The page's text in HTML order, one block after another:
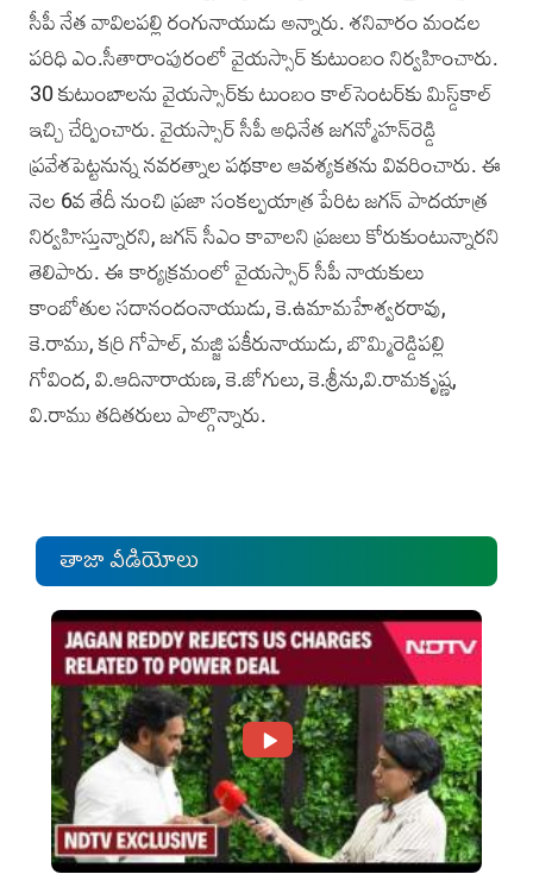
సీపీ నేత వావిలపల్లి రంగునాయుడు అన్నారు. శనివారం మండల
పరిధి ఎం.సీతారాంపురంలో వైయస్సార్‌ కుటుంబం నిర్వహించారు.
30 కుటుంబాలను వైయస్సార్‌కు టుంబం కాల్‌సెంటర్‌కు మిస్డ్‌కాల్‌
ఇచ్చి చేర్పించారు. వైయస్సార్‌ సీపీ అధినేత జగన్మోహన్‌రెడ్డి
ప్రవేశపెట్టనున్న నవరత్నాల పథకాల ఆవశ్యకతను వివరించారు. ఈ
నెల 6వ తేదీ నుంచి ప్రజా సంకల్పయాత్ర పేరిట జగన్‌ పాదయాత్ర
నిర్వహిస్తున్నారని, జగన్‌ సీఎం కావాలని ప్రజలు కోరుకుంటున్నారని
తెలిపారు. ఈ కార్యక్రమంలో వైయస్సార్‌ సీపీ నాయకులు
కాంబోతుల సదానందంనాయుడు, కె.ఉమామహేశ్వరరావు,
కె.రాము, కర్రి గోపాల్, మజ్జి పకీరునాయుడు, బొమ్మిరెడ్డిపల్లి
గోవింద, వి.ఆదినారాయణ, కె.జోగులు, కె.శ్రీను,వి.రామకృష్ణ,
వి.రాము తదితరులు పాల్గొన్నారు.
తాజా వీడియోలు